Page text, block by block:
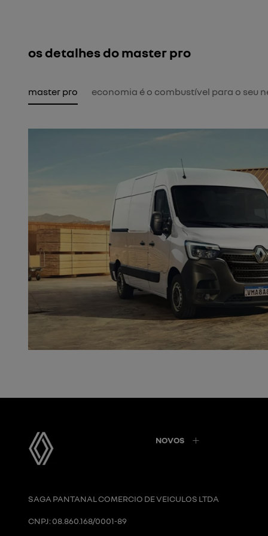
os detalhes do master pro
master pro economia é o combustível para o seu
NOVOS
SAGA PANTANAL COMERCIO DE VEICULOS LTDA
CNPJ: 08.860.168/0001-89